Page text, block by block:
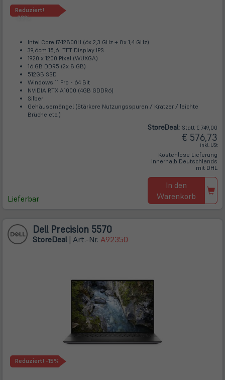
Reduziert!
-23%
Intel Core i7-12800H (6x 2,3 GHz + 8x 1,4 GHz)
39,6cm 15,6" TFT Display IPS
1920 x 1200 Pixel (WUXGA)
16 GB DDR5 (2x 8 GB)
512GB SSD
Windows 11 Pro - 64 Bit
NVIDIA RTX A1000 (4GB GDDR6)
Silber
Gehäusemängel (Stärkere Nutzungsspuren / Kratzer / leichte
Brüche etc.)
Lieferbar
StoreDeal: Statt € 749,00
€ 576,73
inkl. USt
Kostenlose Lieferung
innerhalb Deutschlands
mit DHL
In den
Warenkorb
Dell Precision 5570
StoreDeal | Art.-Nr. A92350
Reduziert! -15%